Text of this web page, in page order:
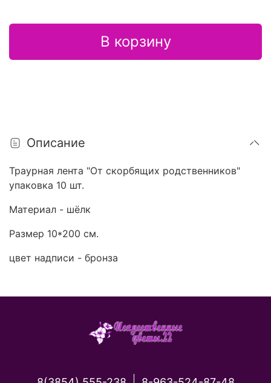
В корзину
Описание
Траурная лента "От скорбящих родственников"
упаковка 10 шт.
Материал - шёлк
Размер 10*200 см.
цвет надписи - бронза